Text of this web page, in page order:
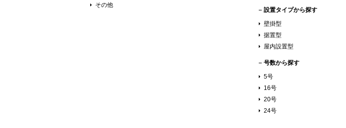
その他
設置タイプから探す
壁掛型
据置型
屋内設置型
号数から探す
5号
16号
20号
24号